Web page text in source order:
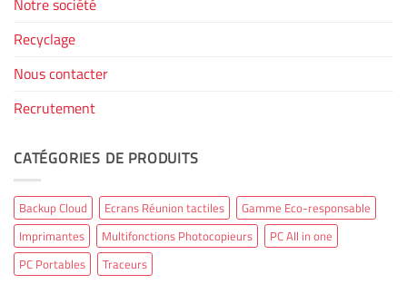
Recyclage
Nous contacter
Recrutement
CATÉGORIES DE PRODUITS
Backup Cloud Ecrans Réunion tactiles
Gamme Eco-responsable
Imprimantes
Multifonctions Photocopieurs
PC All in one
PC Portables
Traceurs